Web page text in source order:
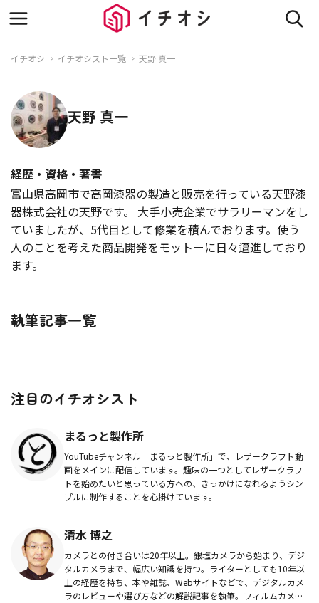
イチオシ イチオシスト一覧 天野 真一
天野 真一
経歴・資格・著書
富山県高岡市で高岡漆器の製造と販売を行っている天野漆
器株式会社の天野です。 大手小売企業でサラリーマンをし
ていましたが、5代目として修業を積んでおります。使う
人のことを考えた商品開発をモットーに日々邁進しており
ます。
執筆記事一覧
注目のイチオシスト
まるっと製作所
YouTubeチャンネル「まるっと製作所」で、レザークラフト動
画をメインに配信しています。趣味の一つとしてレザークラフ
トを始めたいと思っている方への、きっかけになれるようシン
プルに制作することを心掛けています。
清水 博之
カメラとの付き合いは20年以上。銀塩カメラから始まり、デジ
タルカメラまで、幅広い知識を持つ。ライターとしても10年以
上の経歴を持ち、本や雑誌、Webサイトなどで、デジタルカメ
ラのレビューや選び方などの解説記事を執筆。フィルムカメラ